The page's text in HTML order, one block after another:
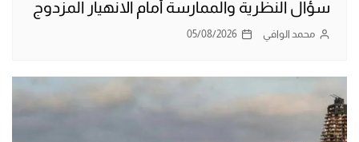
سؤال النظرية والممارسة أمام الانهيار المزدوج
محمد الوافي 05/08/2026